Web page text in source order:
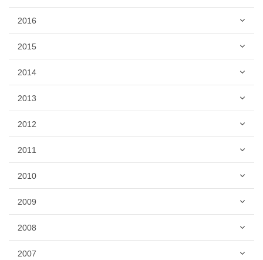
2016
2015
2014
2013
2012
2011
2010
2009
2008
2007